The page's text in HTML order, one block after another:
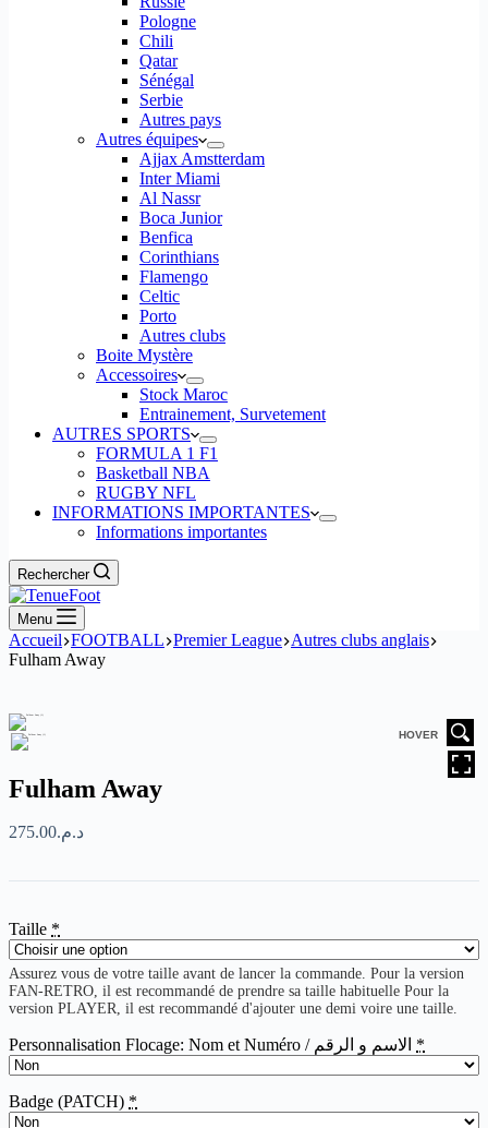
Pologne
Chili
Qatar
Sénégal
Serbie
Autres pays
Autres équipes
Ajjax Amstterdam
Inter Miami
Al Nassr
Boca Junior
Benfica
Corinthians
Flamengo
Celtic
Porto
Autres clubs
Boite Mystère
Accessoires
Stock Maroc
Entrainement, Survetement
AUTRES SPORTS
FORMULA 1 F1
Basketball NBA
RUGBY NFL
INFORMATIONS IMPORTANTES
Informations importantes
Rechercher
Menu
Accueil FOOTBALL Premier League Autres clubs anglais
Fulham Away
HOVER
Fulham Away
د.م.275.00
Taille *
Assurez vous de votre taille avant de lancer la commande. Pour la version
FAN-RETRO, il est recommandé de prendre sa taille habituelle Pour la
version PLAYER, il est recommandé d'ajouter une demi voire une taille.
Personnalisation Flocage: Nom et Numéro / الاسم و الرقم *
Badge (PATCH) *